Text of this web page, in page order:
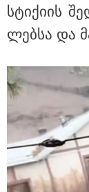
სტი­ქი­ის
ლებ­სა და